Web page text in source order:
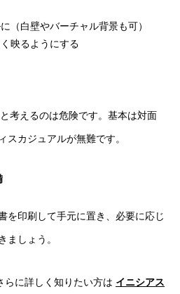
（白壁やバーチャル背景も可）
映るようにする
考えるのは危険です。基本は対面
スカジュアルが無難です。
を印刷して手元に置き、必要に応じ
ましょう。
に詳しく知りたい方は イニシアス